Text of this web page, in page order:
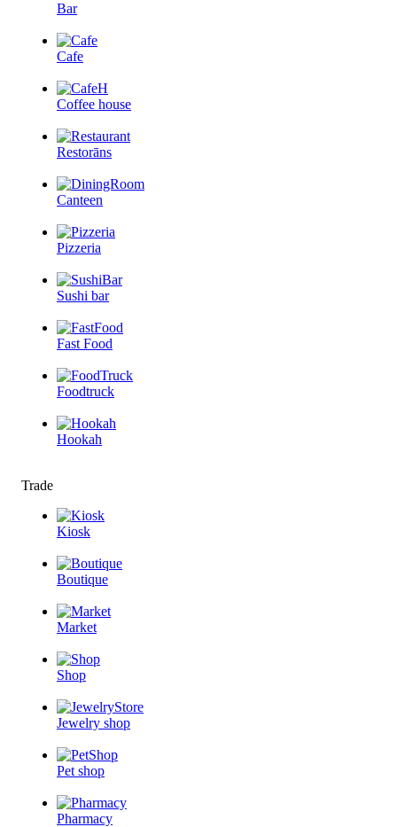
Bar
Cafe
Coffee house
Restorāns
Canteen
Pizzeria
Sushi bar
Fast Food
Foodtruck
Hookah
Trade
Kiosk
Boutique
Market
Shop
Jewelry shop
Pet shop
Pharmacy